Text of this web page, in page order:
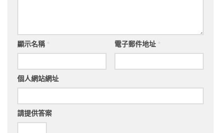
顯示名稱 電子郵件地址
個人網站網址
請提供答案